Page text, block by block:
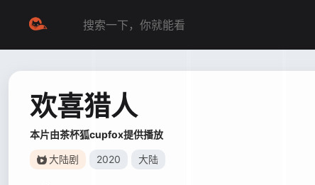
欢喜猎人
本片由茶杯狐cupfox提供播放
大陆剧 2020 大陆